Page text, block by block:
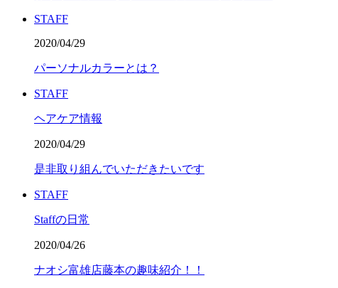
STAFF
2020/04/29
パーソナルカラーとは？
STAFF
ヘアケア情報
2020/04/29
是非取り組んでいただきたいです
STAFF
Staffの日常
2020/04/26
ナオシ富雄店藤本の趣味紹介！！